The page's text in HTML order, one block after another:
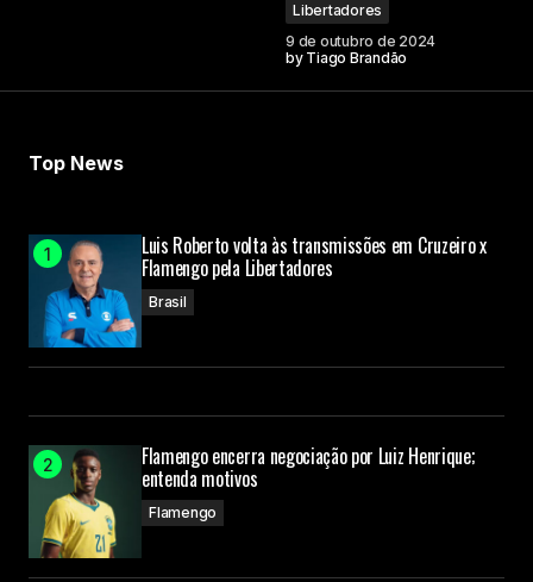
Libertadores
9 de outubro de 2024
by Tiago Brandão
Top News
Luis Roberto volta às transmissões em Cruzeiro x
Flamengo pela Libertadores
Brasil
Flamengo encerra negociação por Luiz Henrique;
entenda motivos
Flamengo